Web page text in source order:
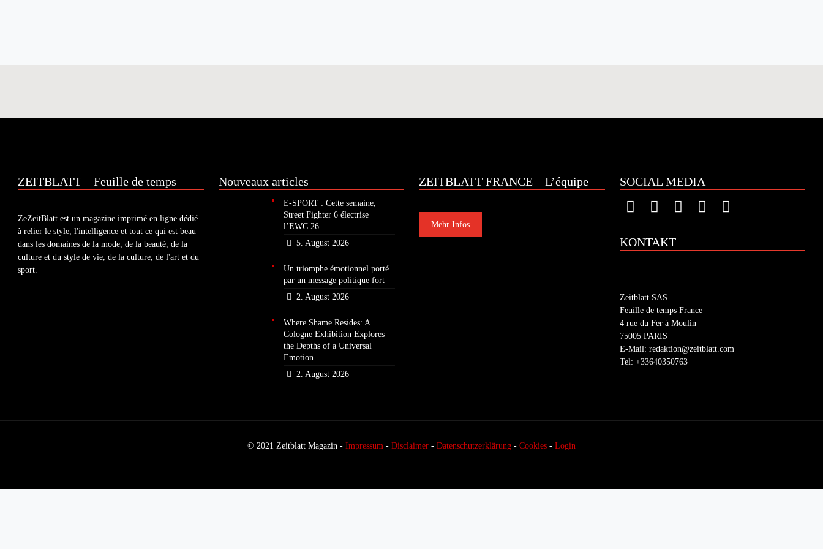
ZEITBLATT – Feuille de temps
ZeZeitBlatt est un magazine imprimé en ligne dédié
à relier le style, l'intelligence et tout ce qui est beau
dans les domaines de la mode, de la beauté, de la
culture et du style de vie, de la culture, de l'art et du
sport.
Nouveaux articles
E-SPORT : Cette semaine,
Street Fighter 6 électrise
l’EWC 26
5. August 2026
Un triomphe émotionnel porté
par un message politique fort
2. August 2026
Where Shame Resides: A
Cologne Exhibition Explores
the Depths of a Universal
Emotion
2. August 2026
ZEITBLATT FRANCE – L’équipe
Mehr Infos
SOCIAL MEDIA
KONTAKT
Zeitblatt SAS
Feuille de temps France
4 rue du Fer à Moulin
75005 PARIS
E-Mail: redaktion@zeitblatt.com
Tel: +33640350763
© 2021 Zeitblatt Magazin - Impressum - Disclaimer - Datenschutzerklärung - Cookies - Login